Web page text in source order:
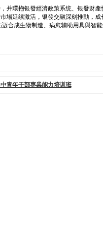
并環抱银發經濟政策系统、银發财
場延续激活，银發交融深刻推動，
合成生物制造、病愈辅助用具與智
青年干部專業能力培训班